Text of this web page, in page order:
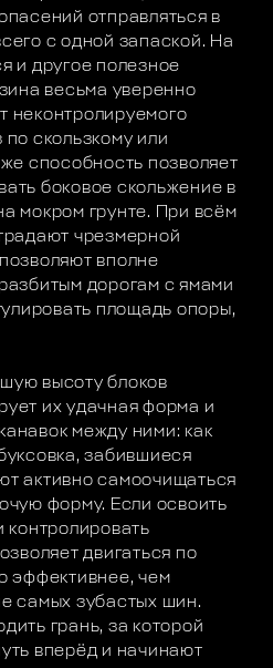
отправляться в
с одной запаской. На
и другое полезное
весьма уверенно
неконтролируемого
скользкому или
способность позволяет
боковое скольжение в
мокром грунте. При всём
чрезмерной
вполне
дорогам с ямами
площадь опоры,
высоту блоков
их удачная форма и
между ними: как
забившиеся
активно самоочищаться
форму. Если освоить
контролировать
двигаться по
эффективнее, чем
самых зубастых шин.
грань, за которой
вперёд и начинают